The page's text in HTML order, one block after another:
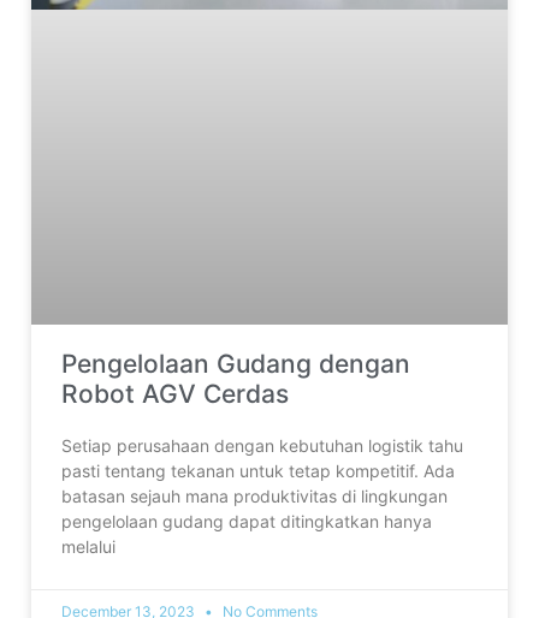
Pengelolaan Gudang dengan
Robot AGV Cerdas
Setiap perusahaan dengan kebutuhan logistik tahu
pasti tentang tekanan untuk tetap kompetitif. Ada
batasan sejauh mana produktivitas di lingkungan
pengelolaan gudang dapat ditingkatkan hanya
melalui
December 13, 2023 No Comments